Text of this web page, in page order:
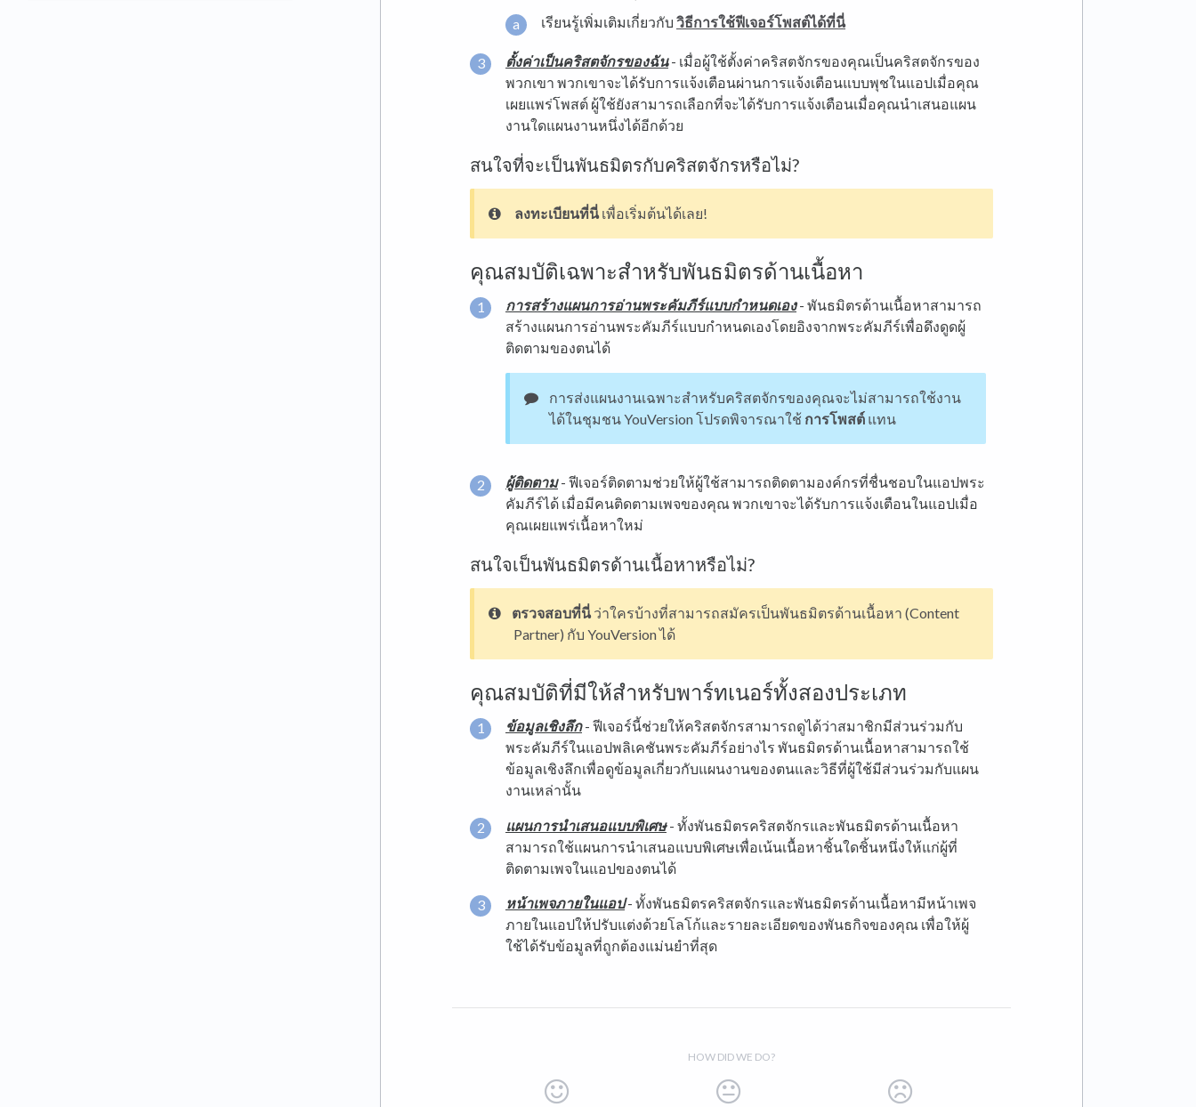
เรียนรู้เพิ่มเติมเกี่ยวกับ วิธีการใช้ฟีเจอร์โพสต์ได้ที่นี่
ตั้งค่าเป็นคริสตจักรของฉัน- เมื่อผู้ใช้ตั้งค่าคริสตจักรของคุณเป็นคริสตจักรของ
พวกเขา พวกเขาจะได้รับการแจ้งเตือนผ่านการแจ้งเตือนแบบพุชในแอปเมื่อคุณ
เผยแพร่โพสต์ ผู้ใช้ยังสามารถเลือกที่จะได้รับการแจ้งเตือนเมื่อคุณนำเสนอแผน
งานใดแผนงานหนึ่งได้อีกด้วย
สนใจที่จะเป็นพันธมิตรกับคริสตจักรหรือไม่?
ลงทะเบียนที่นี่เพื่อเริ่มต้นได้เลย!
คุณสมบัติเฉพาะสำหรับพันธมิตรด้านเนื้อหา
การสร้างแผนการอ่านพระคัมภีร์แบบกำหนดเอง- พันธมิตรด้านเนื้อหาสามารถ
สร้างแผนการอ่านพระคัมภีร์แบบกำหนดเองโดยอิงจากพระคัมภีร์เพื่อดึงดูดผู้
ติดตามของตนได้
การส่งแผนงานเฉพาะสำหรับคริสตจักรของคุณจะไม่สามารถใช้งาน
ได้ในชุมชน YouVersion โปรดพิจารณาใช้ การโพสต์ แทน
ผู้ติดตาม- ฟีเจอร์ติดตามช่วยให้ผู้ใช้สามารถติดตามองค์กรที่ชื่นชอบในแอปพระ
คัมภีร์ได้ เมื่อมีคนติดตามเพจของคุณ พวกเขาจะได้รับการแจ้งเตือนในแอปเมื่อ
คุณเผยแพร่เนื้อหาใหม่
สนใจเป็นพันธมิตรด้านเนื้อหาหรือไม่?
ตรวจสอบที่นี่ว่าใครบ้างที่สามารถสมัครเป็นพันธมิตรด้านเนื้อหา (Content
Partner) กับ YouVersion ได้
คุณสมบัติที่มีให้สำหรับพาร์ทเนอร์ทั้งสองประเภท
ข้อมูลเชิงลึก- ฟีเจอร์นี้ช่วยให้คริสตจักรสามารถดูได้ว่าสมาชิกมีส่วนร่วมกับ
พระคัมภีร์ในแอปพลิเคชันพระคัมภีร์อย่างไร พันธมิตรด้านเนื้อหาสามารถใช้
ข้อมูลเชิงลึกเพื่อดูข้อมูลเกี่ยวกับแผนงานของตนและวิธีที่ผู้ใช้มีส่วนร่วมกับแผน
งานเหล่านั้น
แผนการนำเสนอแบบพิเศษ- ทั้งพันธมิตรคริสตจักรและพันธมิตรด้านเนื้อหา
สามารถใช้แผนการนำเสนอแบบพิเศษเพื่อเน้นเนื้อหาชิ้นใดชิ้นหนึ่งให้แก่ผู้ที่
ติดตามเพจในแอปของตนได้
หน้าเพจภายในแอป- ทั้งพันธมิตรคริสตจักรและพันธมิตรด้านเนื้อหามีหน้าเพจ
ภายในแอปให้ปรับแต่งด้วยโลโก้และรายละเอียดของพันธกิจของคุณ เพื่อให้ผู้
ใช้ได้รับข้อมูลที่ถูกต้องแม่นยำที่สุด
HOW DID WE DO?